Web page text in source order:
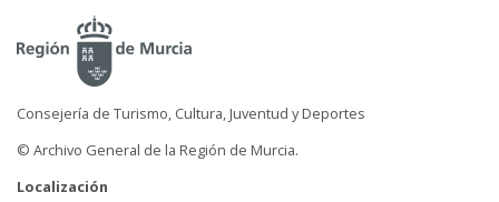
Consejería de Turismo, Cultura, Juventud y Deportes
© Archivo General de la Región de Murcia.
Localización